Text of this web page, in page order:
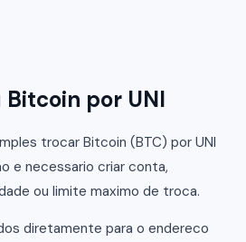
Bitcoin por UNI
trocar Bitcoin (BTC) por UNI
e necessario criar conta,
ou limite maximo de troca.
diretamente para o endereco